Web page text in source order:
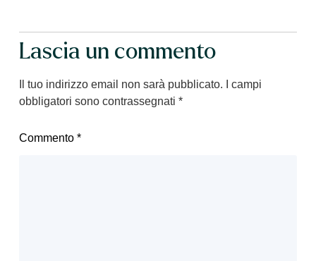
Lascia un commento
Il tuo indirizzo email non sarà pubblicato.
I campi
obbligatori sono contrassegnati *
Commento *